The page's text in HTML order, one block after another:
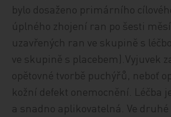
bylo dosaženo primárního
úplného zhojení ran po šesti
uzavřených ran ve skupině s
ve skupině s placebem). Vyjuvek
opětovné tvorbě puchýřů, neboť
kožní defekt onemocnění. Léčba
a snadno aplikovatelná. Ve